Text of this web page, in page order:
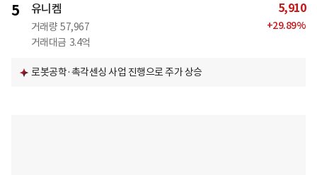
5 유니켐
거래량 57,967
거래대금 3.4억
5,910
+29.89%
로봇공학·촉각센싱 사업 진행으로 주가 상승